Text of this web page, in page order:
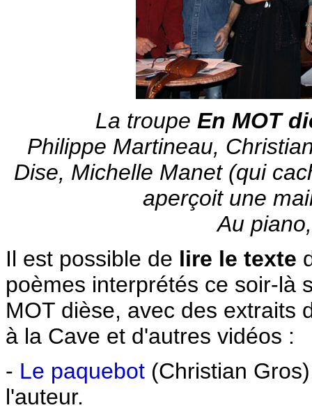
La troupe En MOT
Philippe Martineau,
Dise, Michelle Manet (qui
aperçoit une
Au
Il est possible de lire le texte
poèmes interprétés ce soir-là
MOT dièse, avec des extraits
à la Cave et d'autres vidéos :
- Le paquebot (Christian
l'auteur.